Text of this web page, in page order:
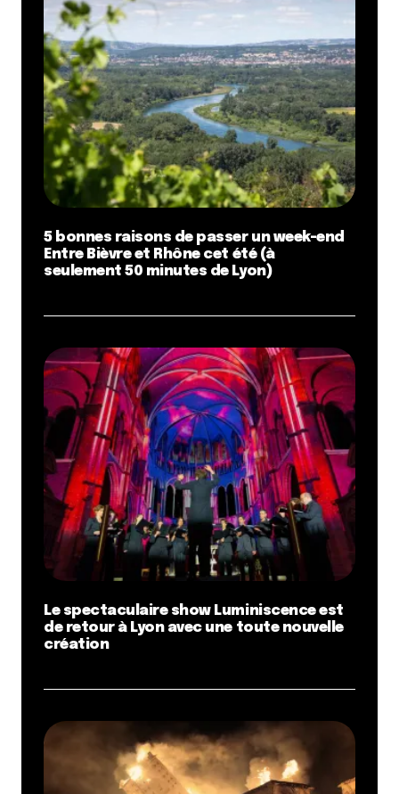
5 bonnes raisons de passer un week-end
Entre Bièvre et Rhône cet été (à
seulement 50 minutes de Lyon)
Le spectaculaire show Luminiscence est
de retour à Lyon avec une toute nouvelle
création